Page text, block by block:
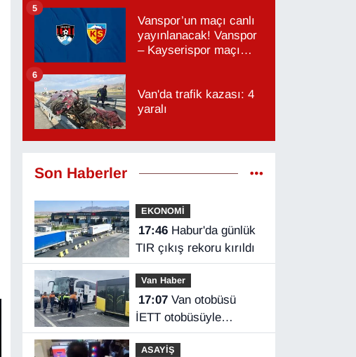
Vanspor’un maçı canlı
yayınlanacak! Vanspor
– Kayserispor maçı
5
Van'da trafik kazası: 4
yaralı
6
Son Haberler
EKONOMİ
17:46Habur'da günlük
TIR çıkış rekoru kırıldı
Van Haber
17:07Van otobüsü
İETT otobüsüyle
çarpıştı
ASAYİŞ